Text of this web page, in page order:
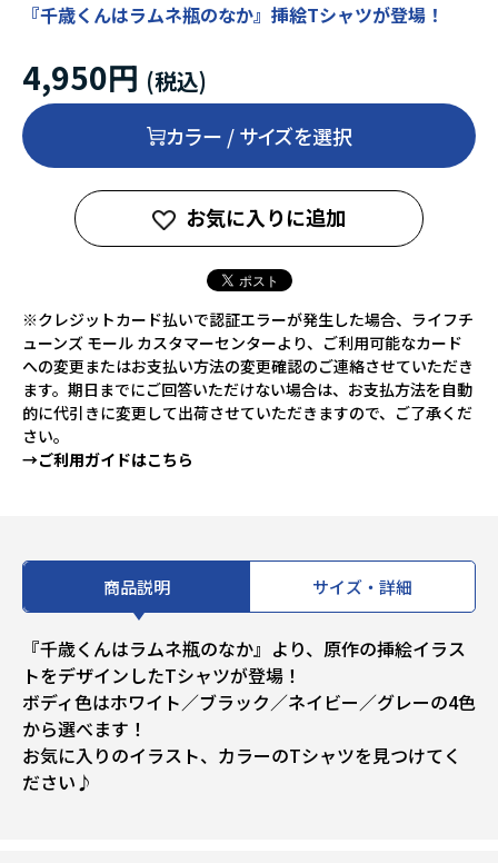
『千歳くんはラムネ瓶のなか』挿絵Tシャツが登場！
4,950円
カラー / サイズを選択
お気に入りに追加
※クレジットカード払いで認証エラーが発生した場合、ライフチ
ューンズ モール カスタマーセンターより、ご利用可能なカード
への変更またはお支払い方法の変更確認のご連絡させていただき
ます。期日までにご回答いただけない場合は、お支払方法を自動
的に代引きに変更して出荷させていただきますので、ご了承くだ
さい。
→ご利用ガイドはこちら
商品説明 サイズ・詳細
『千歳くんはラムネ瓶のなか』より、原作の挿絵イラス
トをデザインしたTシャツが登場！
ボディ色はホワイト／ブラック／ネイビー／グレーの4色
から選べます！
お気に入りのイラスト、カラーのTシャツを見つけてく
ださい♪